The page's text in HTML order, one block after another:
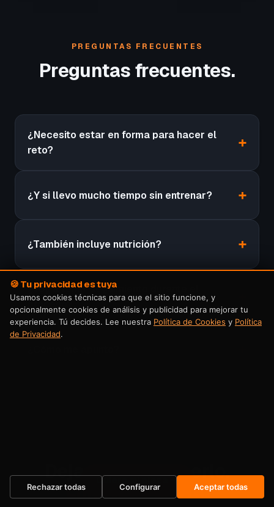
PREGUNTAS FRECUENTES
Preguntas frecuentes.
¿Necesito estar en forma para hacer el
reto?
¿Y si llevo mucho tiempo sin entrenar?
¿También incluye nutrición?
¿Voy a tener seguimiento durante el
proceso?
Dejas de posponerlo.
Empiezas ahora.
Quiero mi plaza →
🍪 Tu privacidad es tuya
Usamos cookies técnicas para que el sitio funcione, y
opcionalmente cookies de análisis y publicidad para mejorar tu
experiencia. Tú decides. Lee nuestra Política de Cookies y Política
de Privacidad.
Rechazar todas Configurar Aceptar todas